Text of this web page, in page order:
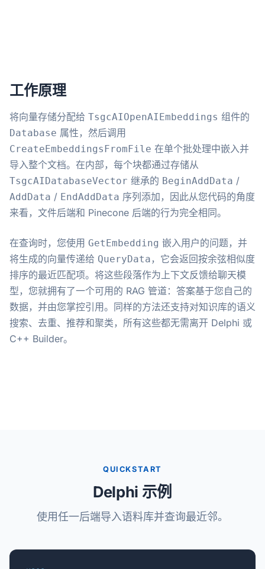
工作原理
将向量存储分配给 TsgcAIOpenAIEmbeddings 组件的
Database 属性，然后调用
CreateEmbeddingsFromFile 在单个批处理中嵌入并
导入整个文档。在内部，每个块都通过存储从
TsgcAIDatabaseVector 继承的 BeginAddData /
AddData / EndAddData 序列添加，因此从您代码的角度
来看，文件后端和 Pinecone 后端的行为完全相同。
在查询时，您使用 GetEmbedding 嵌入用户的问题，并
将生成的向量传递给 QueryData ，它会返回按余弦相似度
排序的最近匹配项。将这些段落作为上下文反馈给聊天模
型，您就拥有了一个可用的 RAG 管道：答案基于您自己的
数据，并由您掌控引用。同样的方法还支持对知识库的语义
搜索、去重、推荐和聚类，所有这些都无需离开 Delphi 或
C++ Builder。
QUICKSTART
Delphi 示例
使用任一后端导入语料库并查询最近邻。